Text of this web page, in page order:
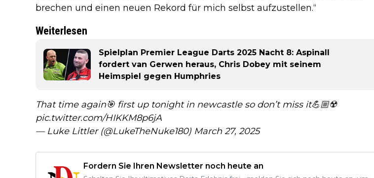
brechen und einen neuen Rekord für mich selbst aufzustellen.“
Weiterlesen
Spielplan Premier League Darts 2025 Nacht 8: Aspinall
fordert van Gerwen heraus, Chris Dobey mit seinem
Heimspiel gegen Humphries
That time again🎯 first up tonight in newcastle so don’t miss it💪🏼☢️
pic.twitter.com/HIKKM8p6jA
— Luke Littler (@LukeTheNuke180) March 27, 2025
Fordern Sie Ihren Newsletter noch heute an